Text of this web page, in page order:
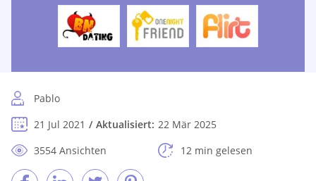
Pablo
21 Jul 2021
Aktualisiert: 22 Mär 2025
3554 Ansichten
12 min gelesen